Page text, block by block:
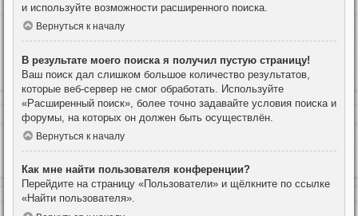
и используйте возможности расширенного поиска.
Вернуться к началу
В результате моего поиска я получил пустую страницу!
Ваш поиск дал слишком большое количество результатов,
которые веб-сервер не смог обработать. Используйте
«Расширенный поиск», более точно задавайте условия поиска и
форумы, на которых он должен быть осуществлён.
Вернуться к началу
Как мне найти пользователя конференции?
Перейдите на страницу «Пользователи» и щёлкните по ссылке
«Найти пользователя».